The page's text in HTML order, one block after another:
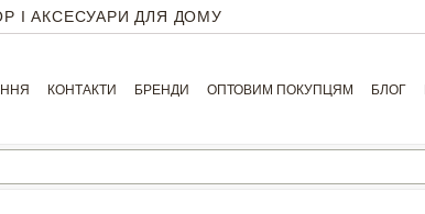
І АКСЕСУАРИ ДЛЯ ДОМУ
КОНТАКТИ БРЕНДИ ОПТОВИМ ПОКУПЦЯМ БЛОГ